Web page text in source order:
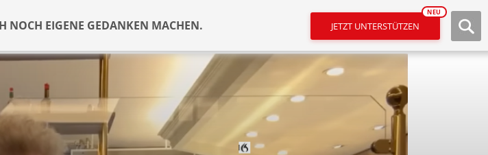
NOCH EIGENE GEDANKEN MACHEN. JETZT UNTERSTÜTZEN
NEU